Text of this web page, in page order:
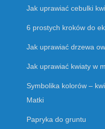
Jak uprawiać cebulki
6 prostych kroków do
Jak uprawiać drzewa
Jak uprawiać kwiaty w
Symbolika kolorów –
Matki
Papryka do gruntu